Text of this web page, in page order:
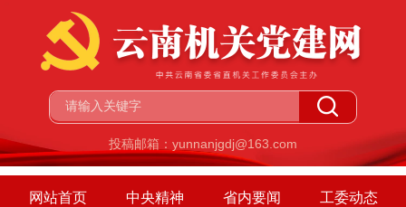
投稿邮箱：yunnanjgdj@163.com
网站首页 中央精神 省内要闻
工委动态